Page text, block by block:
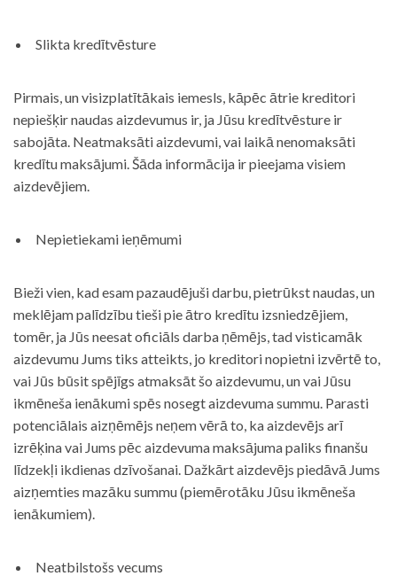
Slikta kredītvēsture
Pirmais, un visizplatītākais iemesls, kāpēc ātrie kreditori
nepiešķir naudas aizdevumus ir, ja Jūsu kredītvēsture ir
sabojāta. Neatmaksāti aizdevumi, vai laikā nenomaksāti
kredītu maksājumi. Šāda informācija ir pieejama visiem
aizdevējiem.
Nepietiekami ieņēmumi
Bieži vien, kad esam pazaudējuši darbu, pietrūkst naudas, un
meklējam palīdzību tieši pie ātro kredītu izsniedzējiem,
tomēr, ja Jūs neesat oficiāls darba ņēmējs, tad visticamāk
aizdevumu Jums tiks atteikts, jo kreditori nopietni izvērtē to,
vai Jūs būsit spējīgs atmaksāt šo aizdevumu, un vai Jūsu
ikmēneša ienākumi spēs nosegt aizdevuma summu. Parasti
potenciālais aizņēmējs neņem vērā to, ka aizdevējs arī
izrēķina vai Jums pēc aizdevuma maksājuma paliks finanšu
līdzekļi ikdienas dzīvošanai. Dažkārt aizdevējs piedāvā Jums
aizņemties mazāku summu (piemērotāku Jūsu ikmēneša
ienākumiem).
Neatbilstošs vecums